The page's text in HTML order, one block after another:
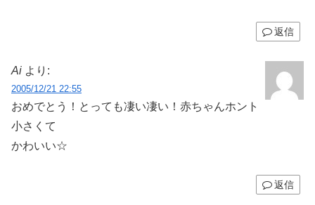
返信
Ai より:
2005/12/21 22:55
おめでとう！とっても凄い凄い！赤ちゃんホント
小さくて
かわいい☆
返信